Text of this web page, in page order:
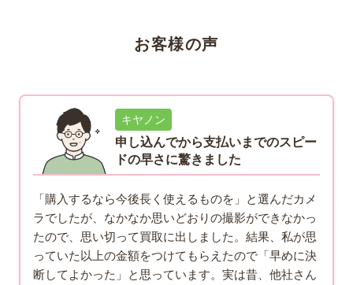
お客様の声
キヤノン
申し込んでから支払いまでのスピー
ドの早さに驚きました
「購入するなら今後長く使えるものを」と選んだカメ
ラでしたが、なかなか思いどおりの撮影ができなかっ
たので、思い切って買取に出しました。結果、私が思
っていた以上の金額をつけてもらえたので「早めに決
断してよかった」と思っています。実は昔、他社さん